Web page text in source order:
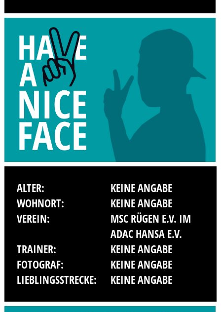
ALTER:
KEINE ANGABE
WOHNORT:
KEINE ANGABE
VEREIN:
MSC RÜGEN E.V. IM
ADAC HANSA E.V.
TRAINER:
KEINE ANGABE
FOTOGRAF:
KEINE ANGABE
LIEBLINGSSTRECKE:
KEINE ANGABE